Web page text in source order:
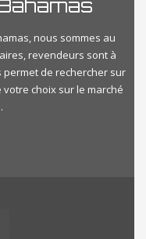
nous sommes au
revendeurs sont à
de rechercher sur
votre choix sur le marché